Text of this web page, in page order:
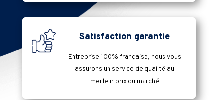
Satisfaction garantie
Entreprise 100% française, nous vous
assurons un service de qualité au
meilleur prix du marché